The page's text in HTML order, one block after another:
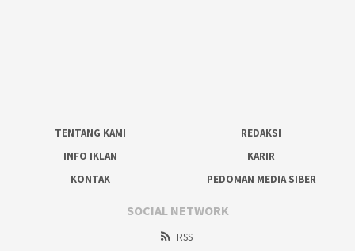
TENTANG KAMI
REDAKSI
INFO IKLAN
KARIR
KONTAK
PEDOMAN MEDIA SIBER
SOCIAL NETWORK
RSS